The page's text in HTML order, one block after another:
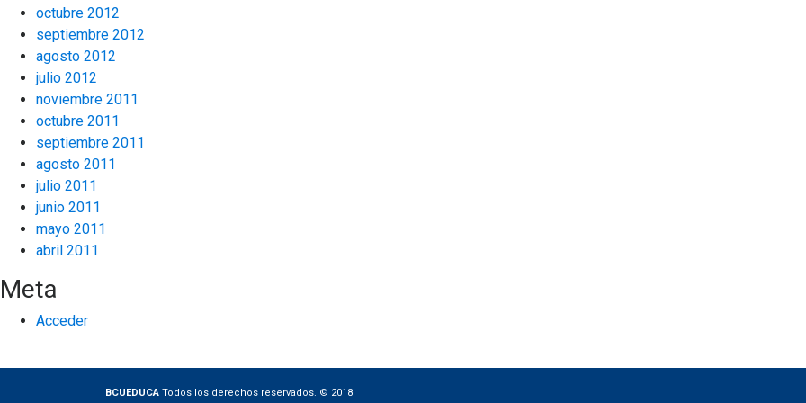
octubre 2012
septiembre 2012
agosto 2012
julio 2012
noviembre 2011
octubre 2011
septiembre 2011
agosto 2011
julio 2011
junio 2011
mayo 2011
abril 2011
Meta
Acceder
BCUEDUCA Todos los derechos reservados. © 2018